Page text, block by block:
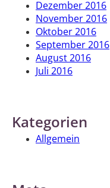
Dezember 2016
November 2016
Oktober 2016
September 2016
August 2016
Juli 2016
Kategorien
Allgemein